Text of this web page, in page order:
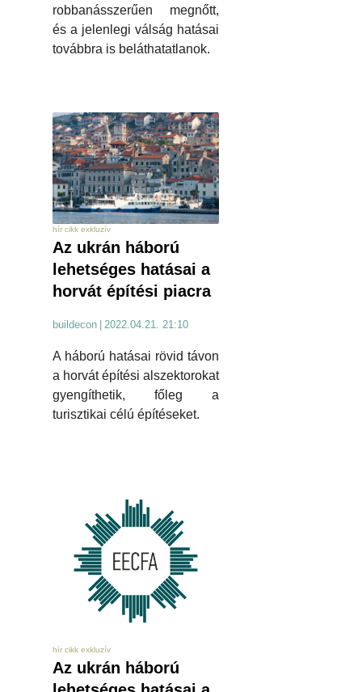
robbanásszerűen megnőtt,
és a jelenlegi válság hatásai
továbbra is beláthatatlanok.
hír cikk exkluzív
Az ukrán háború
lehetséges hatásai a
horvát építési piacra
buildecon | 2022.04.21. 21:10
A háború hatásai rövid távon
a horvát építési alszektorokat
gyengíthetik, főleg a
turisztikai célú építéseket.
hír cikk exkluzív
Az ukrán háború